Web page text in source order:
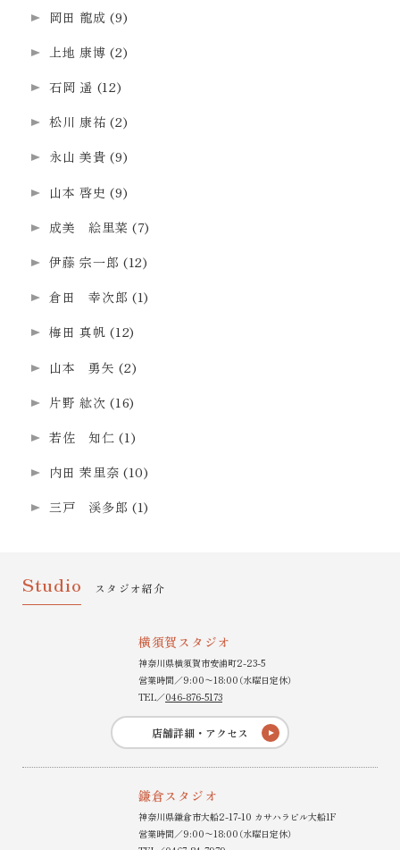
岡田 龍成 (9)
上地 康博 (2)
石岡 遥 (12)
松川 康祐 (2)
永山 美貴 (9)
山本 啓史 (9)
成美 絵里菜 (7)
伊藤 宗一郎 (12)
倉田 幸次郎 (1)
梅田 真帆 (12)
山本 勇矢 (2)
片野 紘次 (16)
若佐 知仁 (1)
内田 茉里奈 (10)
三戸 渓多郎 (1)
Studio スタジオ紹介
横須賀スタジオ
神奈川県横須賀市安浦町2-23-5
営業時間／9:00〜18:00（水曜日定休）
TEL／046-876-5173
店舗詳細・アクセス
鎌倉スタジオ
神奈川県鎌倉市大船2-17-10 カサハラビル大船1F
営業時間／9:00〜18:00（水曜日定休）